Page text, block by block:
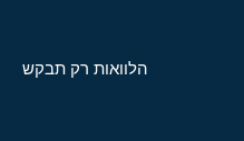
הלוואות רק תבקש